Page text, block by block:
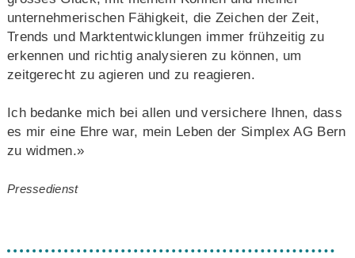
unternehmerischen Fähigkeit, die Zeichen der Zeit,
Trends und Marktentwicklungen immer frühzeitig zu
erkennen und richtig analysieren zu können, um
zeitgerecht zu agieren und zu reagieren.
Ich bedanke mich bei allen und versichere Ihnen, dass
es mir eine Ehre war, mein Leben der Simplex AG Bern
zu widmen.»
Pressedienst